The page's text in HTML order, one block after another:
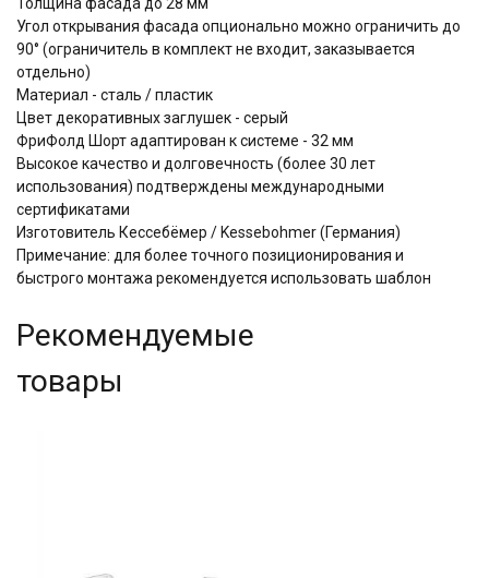
Угол открывания фасада опционально можно ограничить до
90° (ограничитель в комплект не входит, заказывается
отдельно)
Материал - сталь / пластик
Цвет декоративных заглушек - серый
ФриФолд Шорт адаптирован к системе - 32 мм
Высокое качество и долговечность (более 30 лет
использования) подтверждены международными
сертификатами
Изготовитель Кессебёмер / Kessebohmer (Германия)
Примечание: для более точного позиционирования и
быстрого монтажа рекомендуется использовать шаблон
Рекомендуемые
товары